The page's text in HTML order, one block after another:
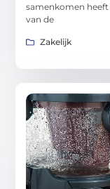
samenkomen
van de
Zakelijk